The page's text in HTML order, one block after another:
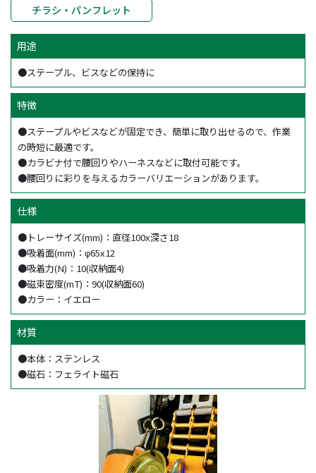
チラシ・パンフレット
用途
●ステープル、ビスなどの保持に
特徴
●ステープルやビスなどが固定でき、簡単に取り出せるので、作業
の時短に最適です。
●カラビナ付で腰回りやハーネスなどに取付可能です。
●腰回りに彩りを与えるカラーバリエーションがあります。
仕様
●トレーサイズ(mm)：直径100x深さ18
●吸着面(mm)：φ65x12
●吸着力(N)：10(収納面4)
●磁束密度(mT)：90(収納面60)
●カラー：イエロー
材質
●本体：ステンレス
●磁石：フェライト磁石